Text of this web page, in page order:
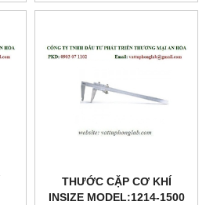
THƯỚC CẶP CƠ KHÍ
INSIZE MODEL:1214-1500